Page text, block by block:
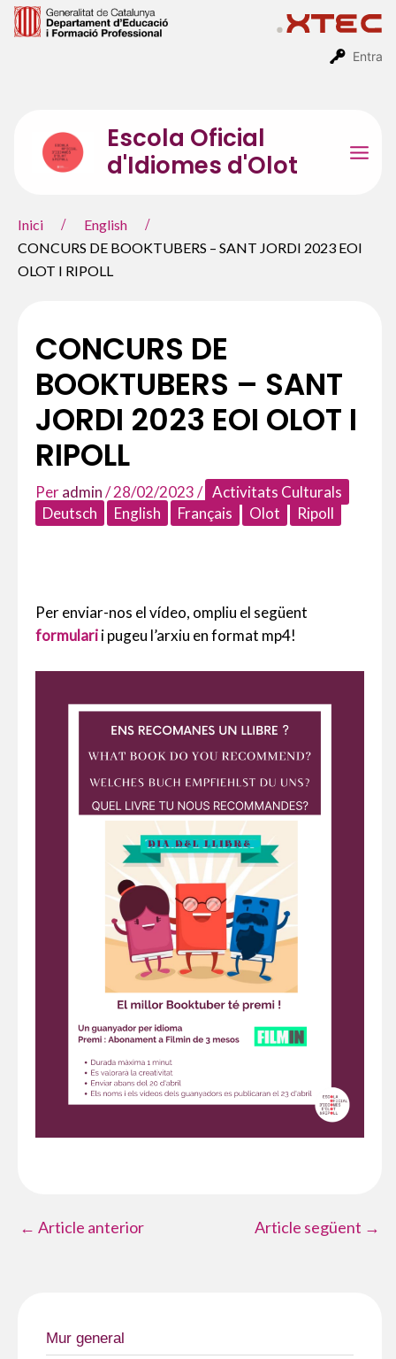
Entra
Vés
Escola Oficial
d'Idiomes d'Olot
Inici
English
CONCURS DE BOOKTUBERS – SANT JORDI 2023 EOI
OLOT I RIPOLL
Mur general
CONCURS DE
BOOKTUBERS – SANT
JORDI 2023 EOI OLOT I
RIPOLL
Peradmin/28/02/2023/ Activitats Culturals
Deutsch
English Français Olot Ripoll
Per enviar-nos el vídeo, ompliu el següent
formularii pugeu l’arxiu en format mp4!
← Article anterior Article següent →